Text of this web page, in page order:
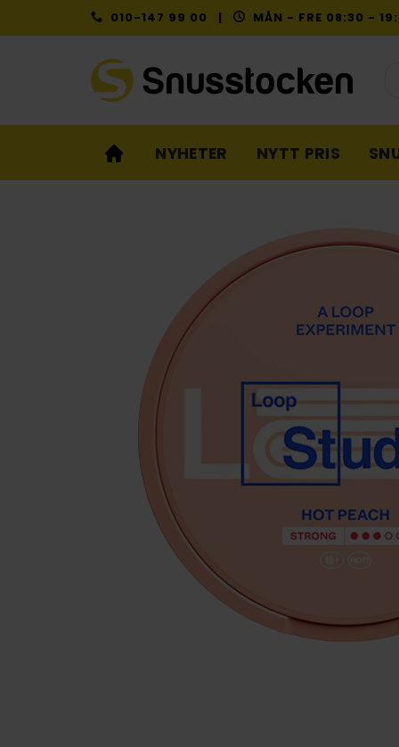
to
010-147 99 00 | MÅN - FRE 08:30 -
NYHETER NYTT PRIS